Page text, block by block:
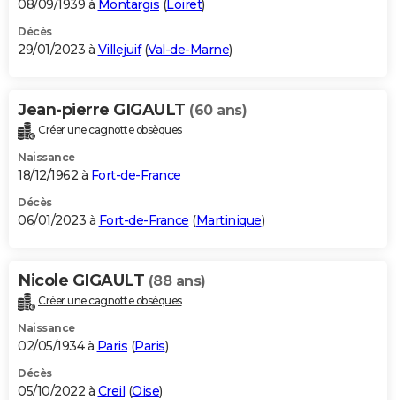
08/09/1939 à Montargis (Loiret)
Décès
29/01/2023 à Villejuif(Val-de-Marne)
Jean-pierre GIGAULT (60 ans)
Créer une cagnotte obsèques
Naissance
18/12/1962 à Fort-de-France
Décès
06/01/2023 à Fort-de-France (Martinique)
Nicole GIGAULT (88 ans)
Créer une cagnotte obsèques
Naissance
02/05/1934 à Paris (Paris)
Décès
05/10/2022 à Creil (Oise)